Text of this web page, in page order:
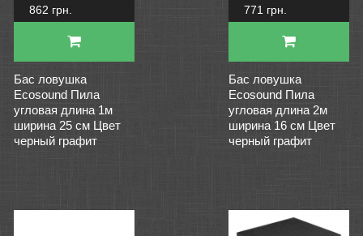
862 грн.
Бас ловушка
Ecosound Пила
угловая длина 1м
ширина 25 см Цвет
черный графит
771 грн.
Бас ловушка
Ecosound Пила
угловая длина 2м
ширина 16 см Цвет
черный графит